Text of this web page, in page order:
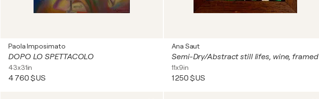
Paola Imposimato
DOPO LO SPETTACOLO
43x31in
4 760 $US
Ana Saut
Semi-Dry/Abstract still lifes, wine, framed
11x9in
1 250 $US